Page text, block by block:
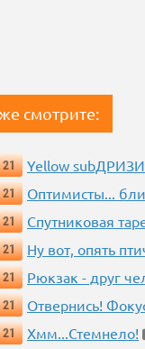
смотрите:
21 Yellow
21
Оптимисты...
21
Спутниковая
21
Ну вот, опять
21
Рюкзак - друг
21
Отвернись!
21
Хмм...Стемнело!